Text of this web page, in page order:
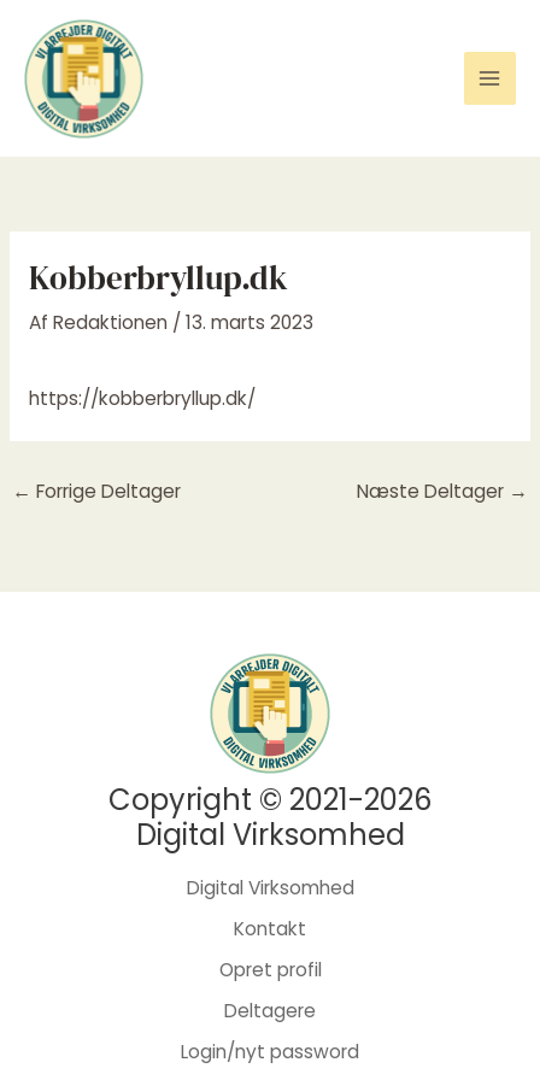
indholdet
Kobberbryllup.dk
Af Redaktionen / 13. marts 2023
https://kobberbryllup.dk/
← Forrige Deltager Næste Deltager →
Copyright © 2021-2026
Digital Virksomhed
Digital Virksomhed
Kontakt
Opret profil
Deltagere
Login/nyt password